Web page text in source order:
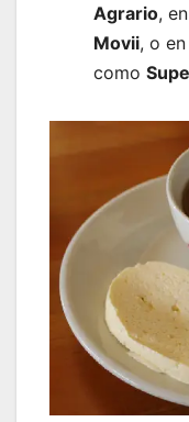
Agrario,
Movii, o
como